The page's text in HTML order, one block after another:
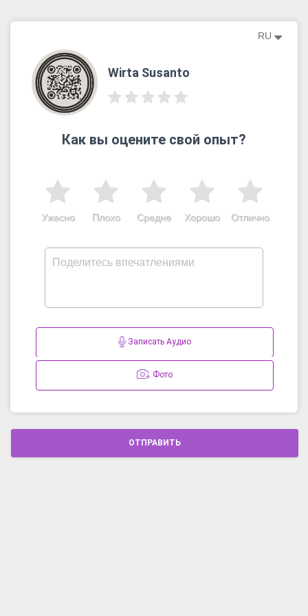
RU
Wirta Susanto
Как вы оцените свой опыт?
Отлично
Хорошо
Средне
Плохо
Ужасно
Записать Аудио
Фото
ОТПРАВИТЬ